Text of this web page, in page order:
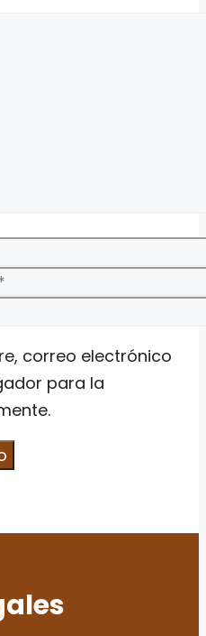
correo electrónico
para la